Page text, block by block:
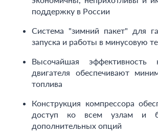
поддержку в России
Система "зимний пакет" для
запуска и работы в минусовую
Высочайшая эффективность
двигателя обеспечивают
топлива
Конструкция компрессора
доступ ко всем узлам и
дополнительных опций